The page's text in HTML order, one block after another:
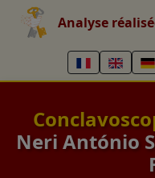
Analyse
Neri António